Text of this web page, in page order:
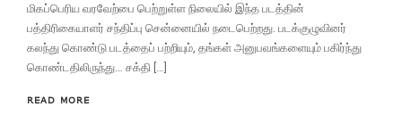
மிகப்பெரிய வரவேற்பை பெற்றுள்ள நிலையில் இந்த படத்தின்
பத்திரிகையாளர் சந்திப்பு சென்னையில் நடைபெற்றது. படக்குழுவினர்
கலந்து கொண்டு படத்தைப் பற்றியும், தங்கள் அனுபவங்களையும் பகிர்ந்து
கொண்டதிலிருந்து… சக்தி […]
READ MORE